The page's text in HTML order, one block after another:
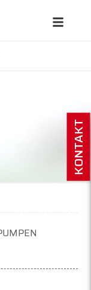
KONTAKT